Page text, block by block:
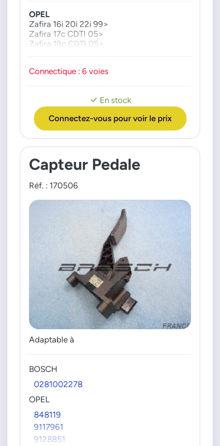
En stock
Connectez-vous pour voir le prix
OPEL
Zafira 16i 20i 22i 99>
Zafira 17c CDTI 05>
Zafira 19c CDTI 05>
Connectique : 6 voies
Capteur Pedale
Réf. : 170506
Adaptable à
BOSCH
0281002278
OPEL
848119
9117961
9128851